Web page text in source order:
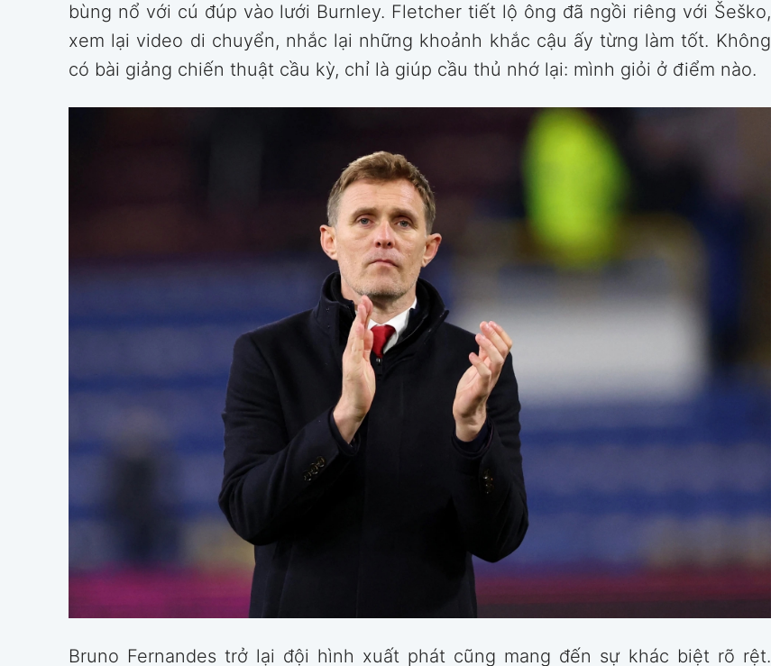
bùng nổ với cú đúp vào lưới Burnley. Fletcher tiết lộ ông đã ngồi riêng với Šeško,
xem lại video di chuyển, nhắc lại những khoảnh khắc cậu ấy từng làm tốt. Không
có bài giảng chiến thuật cầu kỳ, chỉ là giúp cầu thủ nhớ lại: mình giỏi ở điểm nào.
Bruno Fernandes trở lại đội hình xuất phát cũng mang đến sự khác biệt rõ rệt.